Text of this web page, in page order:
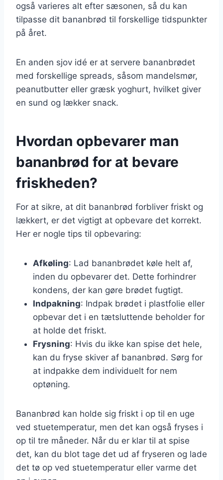
også varieres alt efter sæsonen, så du kan
tilpasse dit bananbrød til forskellige tidspunkter
på året.
En anden sjov idé er at servere bananbrødet
med forskellige spreads, såsom mandelsmør,
peanutbutter eller græsk yoghurt, hvilket giver
en sund og lækker snack.
Hvordan opbevarer man
bananbrød for at bevare
friskheden?
For at sikre, at dit bananbrød forbliver friskt og
lækkert, er det vigtigt at opbevare det korrekt.
Her er nogle tips til opbevaring:
Afkøling: Lad bananbrødet køle helt af,
inden du opbevarer det. Dette forhindrer
kondens, der kan gøre brødet fugtigt.
Indpakning: Indpak brødet i plastfolie eller
opbevar det i en tætsluttende beholder for
at holde det friskt.
Frysning: Hvis du ikke kan spise det hele,
kan du fryse skiver af bananbrød. Sørg for
at indpakke dem individuelt for nem
optøning.
Bananbrød kan holde sig friskt i op til en uge
ved stuetemperatur, men det kan også fryses i
op til tre måneder. Når du er klar til at spise
det, kan du blot tage det ud af fryseren og lade
det tø op ved stuetemperatur eller varme det